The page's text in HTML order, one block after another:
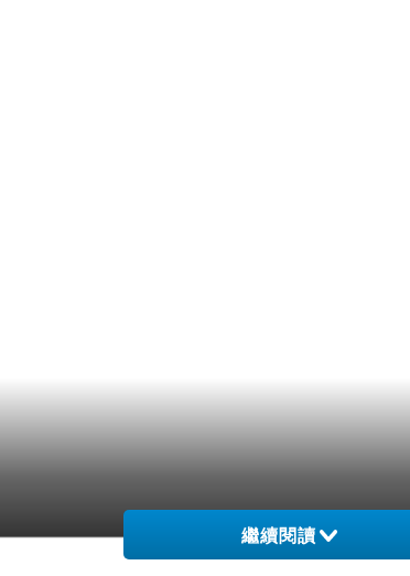
繼續閱讀